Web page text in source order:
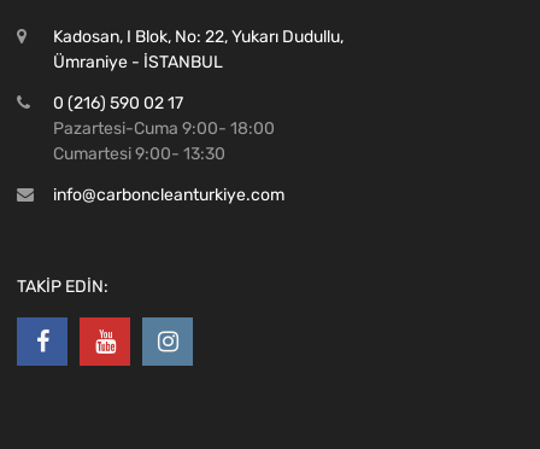
Kadosan, I Blok, No: 22, Yukarı Dudullu,
Ümraniye - İSTANBUL
0 (216) 590 02 17
Pazartesi-Cuma 9:00- 18:00
Cumartesi 9:00- 13:30
info@carboncleanturkiye.com
TAKİP EDİN: